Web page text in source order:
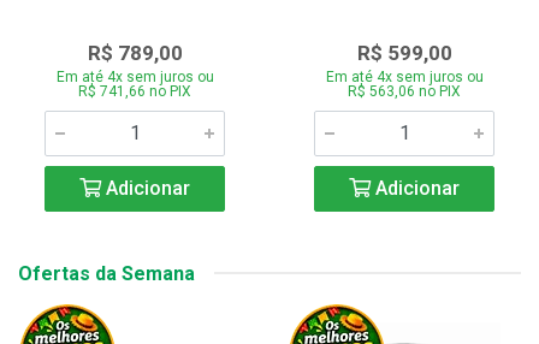
R$ 789,00
Em até 4x sem juros ou
R$ 741,66 no PIX
Adicionar
R$ 599,00
Em até 4x sem juros ou
R$ 563,06 no PIX
Adicionar
Ofertas da Semana